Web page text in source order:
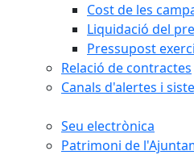
Cost de les
Liquidació del
Pressupost
Relació de contractes
Canals d'alertes i
Seu electrònica
Patrimoni de